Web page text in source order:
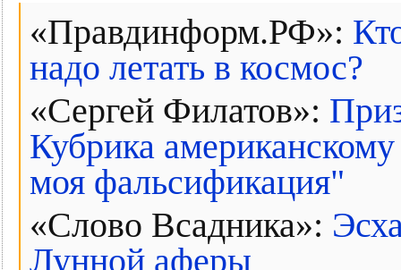
«Правдинформ.РФ»:
надо летать в космос?
«Сергей Филатов»:
Кубрика
моя фальсификация"
«Слово Всадника»:
Лунной аферы